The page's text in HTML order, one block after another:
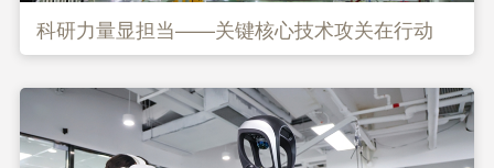
科研力量显担当——关键核心技术攻关在行动